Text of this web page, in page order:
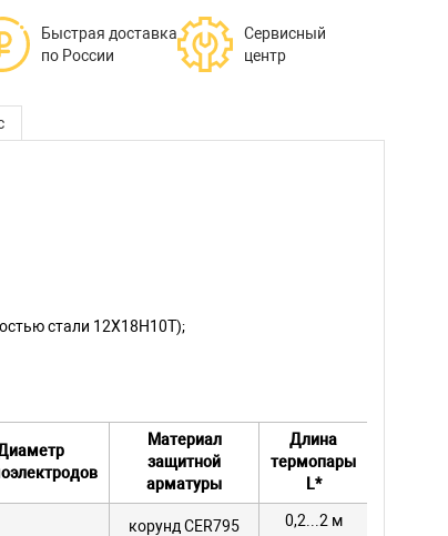
Быстрая доставка
по России
Сервисный
центр
стали 12Х18Н10Т);
Материал
защитной
арматуры
Длина
термопары
L*
корунд CER795
0,2...2 м